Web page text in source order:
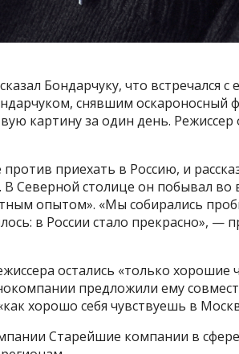
Бондарчуку, что встречался
снявшим оскароносный
картину за один день. Режиссер
приехать в Россию, и
В Северной столице он побывал во
опытом». «Мы собирались
в России стало прекрасно», —
остались «только хорошие
предложили ему
хорошо себя чувствуешь в
Старейшие компании в